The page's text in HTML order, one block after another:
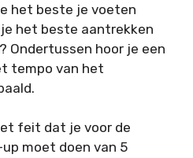
het beste je voeten
het beste aantrekken
Ondertussen hoor je een
tempo van het
feit dat je voor de
moet doen van 5